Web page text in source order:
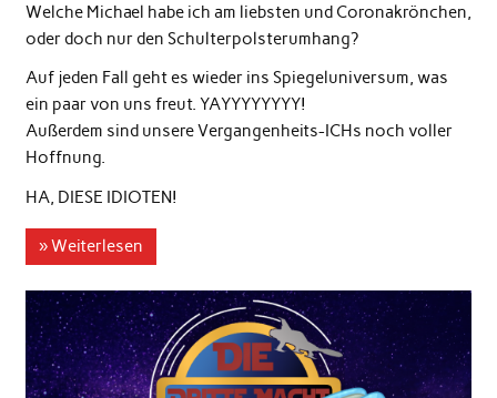
Welche Michael habe ich am liebsten und Coronakrönchen,
oder doch nur den Schulterpolsterumhang?
Auf jeden Fall geht es wieder ins Spiegeluniversum, was
ein paar von uns freut. YAYYYYYYYY!
Außerdem sind unsere Vergangenheits-ICHs noch voller
Hoffnung.
HA, DIESE IDIOTEN!
» Weiterlesen